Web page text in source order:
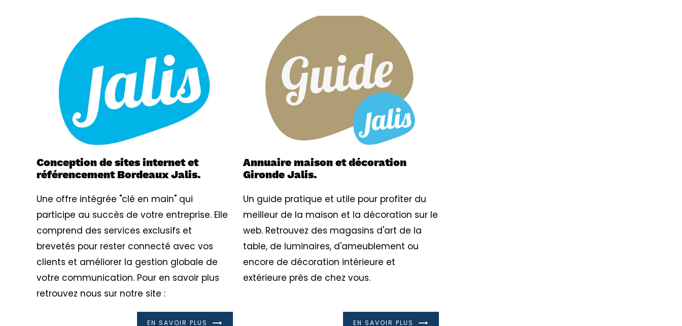
Conception de sites internet et
référencement Bordeaux Jalis.
Une offre intégrée "clé en main" qui
participe au succès de votre entreprise. Elle
comprend des services exclusifs et
brevetés pour rester connecté avec vos
clients et améliorer la gestion globale de
votre communication. Pour en savoir plus
retrouvez nous sur notre site :
EN SAVOIR PLUS
Annuaire maison et décoration
Gironde Jalis.
Un guide pratique et utile pour profiter du
meilleur de la maison et la décoration sur le
web. Retrouvez des magasins d'art de la
table, de luminaires, d'ameublement ou
encore de décoration intérieure et
extérieure près de chez vous.
EN SAVOIR PLUS